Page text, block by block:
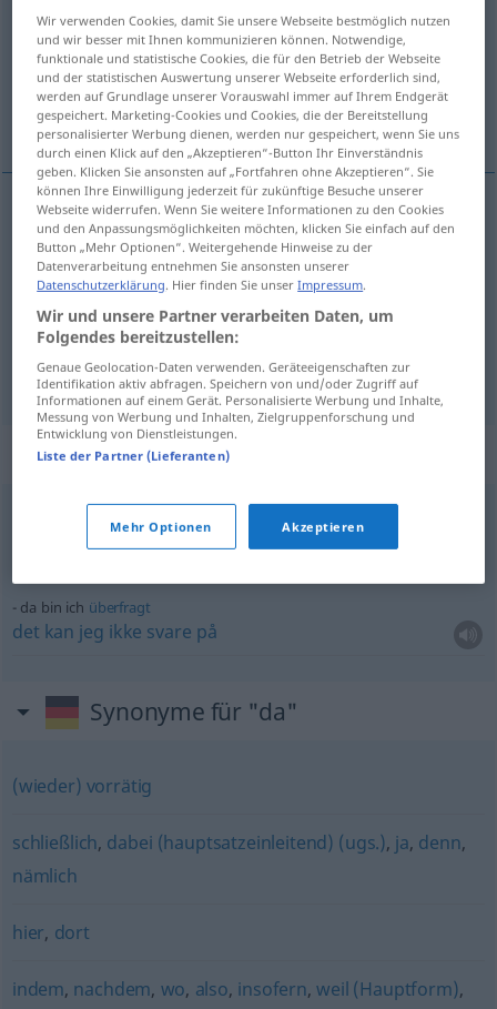
Übersicht aller Übersetzungen
(Für mehr Details die Übersetzung anklicken/antippen)
der, da, da, siden
der da dort
dadann, als
da,siden da weil
Beispielsätze für "da"
ist er da?
lengeharhanværtder?
da bin ich überfragt
det kan jeg ikke svare på
Synonyme für "da"
(wieder) vorrätig
schließlich, dabei (hauptsatzeinleitend) (ugs.), ja, denn,
nämlich
hier, dort
indem, nachdem, wo, also, insofern,weil (Hauptform),
Wir verwenden Cookies, damit Sie unsere Webseite bestmöglich nutzen
und wir besser mit Ihnen kommunizieren können. Notwendige,
funktionale und statistische Cookies, die für den Betrieb der Webseite
und der statistischen Auswertung unserer Webseite erforderlich sind,
werden auf Grundlage unserer Vorauswahl immer auf Ihrem Endgerät
gespeichert. Marketing-Cookies und Cookies, die der Bereitstellung
personalisierter Werbung dienen, werden nur gespeichert, wenn Sie uns
durch einen Klick auf den „Akzeptieren“-Button Ihr Einverständnis
geben. Klicken Sie ansonsten auf „Fortfahren ohne Akzeptieren“. Sie
können Ihre Einwilligung jederzeit für zukünftige Besuche unserer
Webseite widerrufen. Wenn Sie weitere Informationen zu den Cookies
und den Anpassungsmöglichkeiten möchten, klicken Sie einfach auf den
Button „Mehr Optionen“. Weitergehende Hinweise zu der
Datenverarbeitung entnehmen Sie ansonsten unserer
Datenschutzerklärung. Hier finden Sie unserImpressum.
Wir und unsere Partner verarbeiten Daten, um
Folgendes bereitzustellen:
Genaue Geolocation-Daten verwenden. Geräteeigenschaften zur
Identifikation aktiv abfragen. Speichern von und/oder Zugriff auf
Informationen auf einem Gerät. Personalisierte Werbung und Inhalte,
Messung von Werbung und Inhalten, Zielgruppenforschung und
Entwicklung von Dienstleistungen.
Liste der Partner (Lieferanten)
Mehr Optionen Akzeptieren